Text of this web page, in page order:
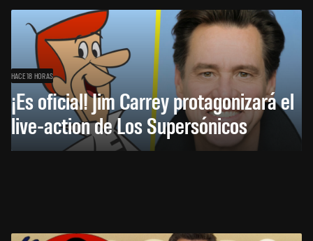
HACE 18 HORAS
¡Es oficial! Jim Carrey protagonizará el
live-action de Los Supersónicos